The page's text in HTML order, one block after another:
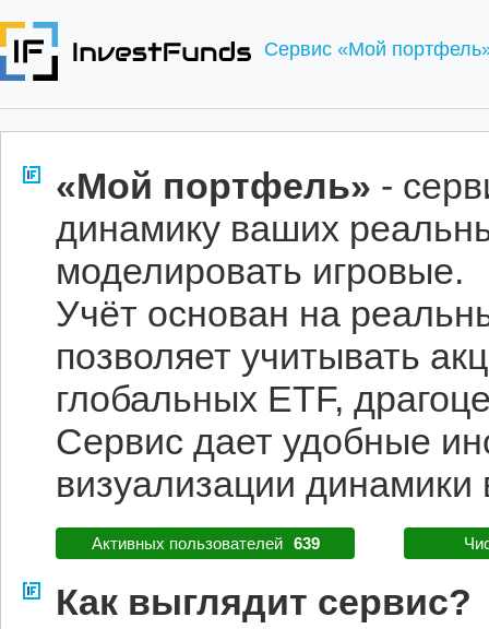
Сервис «Мой
«Мой портфель» -
динамику ваших
моделировать игровые.
Учёт основан на
позволяет учитывать
глобальных ETF,
Сервис дает удобные
визуализации
Активных пользователей 639
Как выглядит сервис?